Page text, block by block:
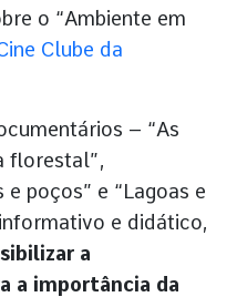
o “Ambiente em
Clube da
– “As
florestal”,
poços” e “Lagoas e
e didático,
a
a importância da